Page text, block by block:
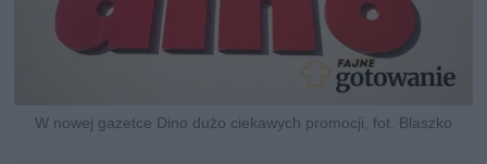
W nowej gazetce Dino dużo ciekawych promocji, fot. Blaszko